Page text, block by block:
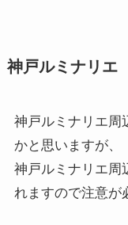
神戸ルミナリエ
神戸ルミナリエ周
かと思いますが、
神戸ルミナリエ周
れますので注意が